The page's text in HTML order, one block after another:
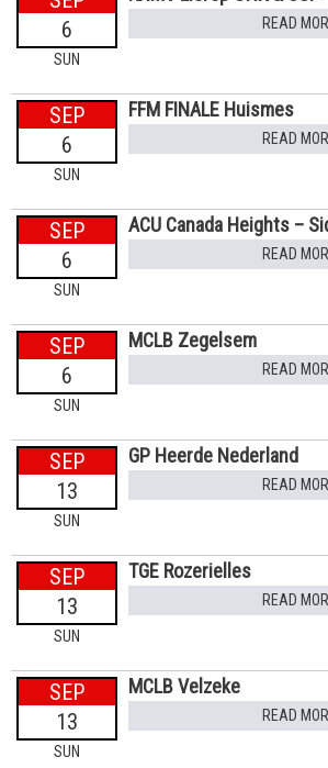
6
SUN
READ
SEP
6
SUN
FFM FINALE Huismes
READ
SEP
6
SUN
ACU Canada Heights –
READ
SEP
6
SUN
MCLB Zegelsem
READ
SEP
13
SUN
GP Heerde Nederland
READ
SEP
13
SUN
TGE Rozerielles
READ
SEP
13
SUN
MCLB Velzeke
READ